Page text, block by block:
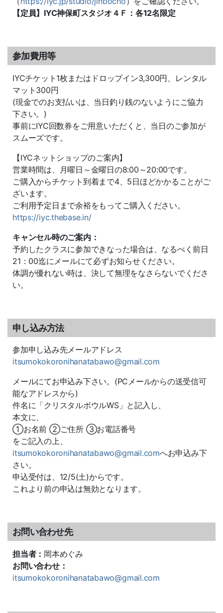
【定員】IYC神保町スタジオ４Ｆ：各12名限定
参加費用等
IYCチケット1枚またはドロップイン3,300円、レンタル
マット300円
(現金でのお支払いは、当日釣り銭のないようにご協力
下さい。)
事前にIYC回数券をご用意いただくと、当日のご参加が
スムーズです。
【IYCネットショップのご案内】
営業時間は、月曜日～金曜日の8:00～20:00です。
ご購入からチケット到着まで4、5日ほどかかることがご
ざいます。
ご利用予定日まで余裕をもってご購入ください。
https://iyc.thebase.in/
キャンセル時のご案内：
予約したクラスに参加できなった場合は、なるべく前日
21：00迄にメールにて必ずお知らせください。
体調が優れない時は、決して無理をなさらないでくださ
い。
申し込み方法
参加申し込み先メールアドレス
itsumokokoronihanatabawo@gmail.com
メールにてお申込み下さい。(PCメールからの送受信可
能なアドレスから)
件名に「クリスタルボウルWS」と記入し、
本文に、
①お名前 ②ご住所 ③お電話番号
をご記入の上、
itsumokokoronihanatabawo@gmail.comへお申込み下
さい。
申込受付は、12/5(土)からです。
これより前の申込は無効となります。
お問い合わせ先
担当者： 岡本めぐみ
お問い合わせ：
itsumokokoronihanatabawo@gmail.com